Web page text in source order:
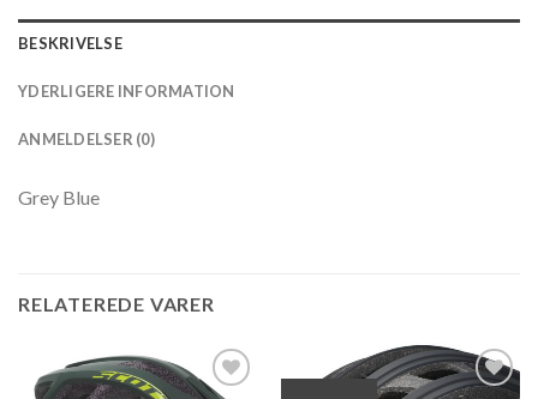
BESKRIVELSE
YDERLIGERE INFORMATION
ANMELDELSER (0)
Grey Blue
RELATEREDE VARER